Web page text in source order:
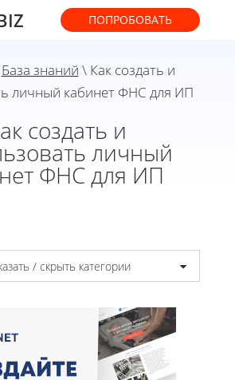
ПОПРОБОВАТЬ
База знаний \ Как создать и
личный кабинет ФНС для ИП
создать и
личный
ФНС для ИП
/ скрыть категории